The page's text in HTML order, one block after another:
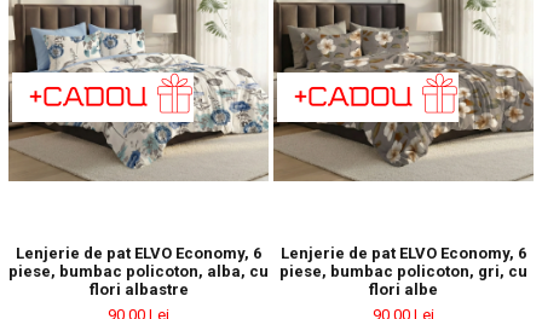
Lenjerie de pat ELVO Economy, 6
piese, bumbac policoton, alba, cu
flori albastre
90,00 Lei
Lenjerie de pat ELVO Economy, 6
piese, bumbac policoton, gri, cu
flori albe
90,00 Lei